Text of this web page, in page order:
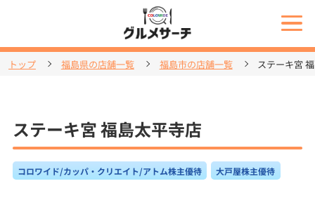
トップ 福島県の店舗一覧 福島市の店舗一覧 ステーキ宮
ステーキ宮 福島太平寺店
コロワイド/カッパ・クリエイト/アトム株主優待 大戸屋株主優待